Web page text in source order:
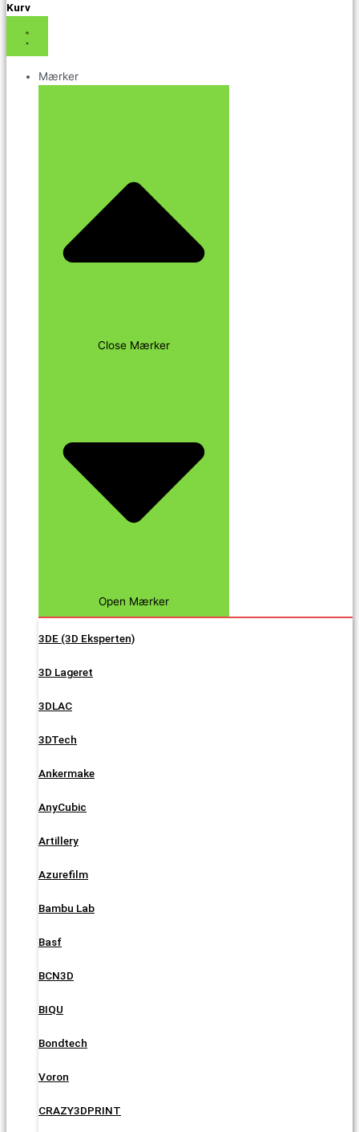
Kurv
Mærker
Close Mærker
Open Mærker
3DE (3D Eksperten)
3D Lageret
3DLAC
3DTech
Ankermake
AnyCubic
Artillery
Azurefilm
Bambu Lab
Basf
BCN3D
BIQU
Bondtech
Voron
CRAZY3DPRINT